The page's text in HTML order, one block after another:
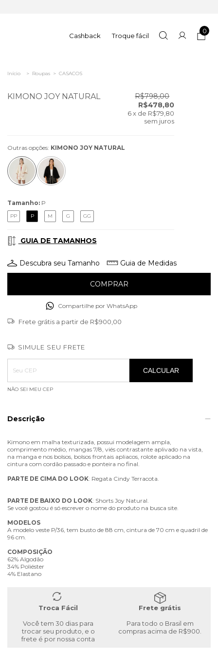
Cashback Troque fácil
0
Início > Roupas > CASACOS
KIMONO JOY NATURAL
R$798,00
R$478,80
6 x de R$79,80
sem juros
Outras opções: KIMONO JOY NATURAL
Tamanho: P
PP P M G GG
GUIA DE TAMANHOS
Descubra seu Tamanho Guia de Medidas
Compartilhe por WhatsApp
Frete grátis a partir de R$900,00
SIMULE SEU FRETE
Entregas para o CEP:
ALTERAR CEP
CALCULAR
NÃO SEI MEU CEP
Descrição
Kimono em malha texturizada, possui modelagem ampla,
comprimento médio, mangas 7/8, viés contrastante aplivado na vista,
na manga e nos bolsos, bolsos frontais apliacos, rolote aplicado na
cintura com cordão passado e ponteira no final.
PARTE DE CIMA DO LOOK: Regata Cindy Terracota.
PARTE DE BAIXO DO LOOK: Shorts Joy Natural.
Se você gostou é só escrever o nome do produto na busca site.
MODELOS
A modelo veste P/36, tem busto de 88 cm, cintura de 70 cm e quadril de
96 cm.
COMPOSIÇÃO
62% Algodão
34% Poliéster
4% Elastano
Troca Fácil
Você tem 30 dias para
trocar seu produto, e o
frete é por nossa conta
Frete grátis
Para todo o Brasil em
compras acima de R$900.